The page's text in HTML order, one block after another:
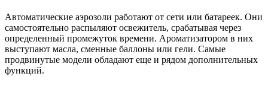
Автоматические аэрозоли работают от сети или батареек. Они
самостоятельно распыляют освежитель, срабатывая через
определенный промежуток времени. Ароматизатором в них
выступают масла, сменные баллоны или гели. Самые
продвинутые модели обладают еще и рядом дополнительных
функций.